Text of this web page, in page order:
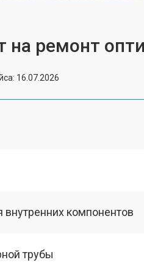
на ремонт
16.07.2026
внутренних компонентов
трубы